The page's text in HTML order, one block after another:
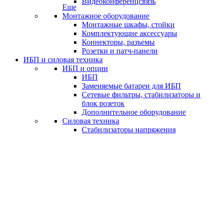
Еще
Монтажное оборудование
Монтажные шкафы, стойки
Комплектующие аксессуары
Коннекторы, разъемы
Розетки и патч-панели
ИБП и силовая техника
ИБП и опции
ИБП
Заменяемые батареи для ИБП
Сетевые фильтры, стабилизаторы и
блок розеток
Дополнительное оборудование
Силовая техника
Стабилизаторы напряжения